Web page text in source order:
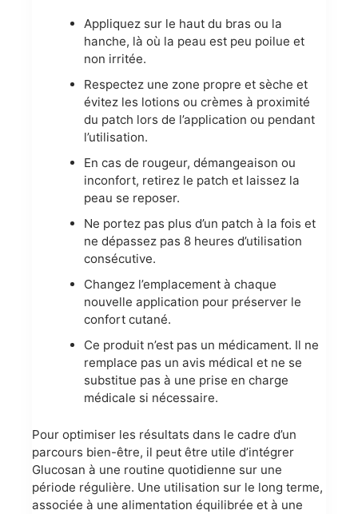
Appliquez sur le haut du bras ou la
hanche, là où la peau est peu poilue et
non irritée.
Respectez une zone propre et sèche et
évitez les lotions ou crèmes à proximité
du patch lors de l’application ou pendant
l’utilisation.
En cas de rougeur, démangeaison ou
inconfort, retirez le patch et laissez la
peau se reposer.
Ne portez pas plus d’un patch à la fois et
ne dépassez pas 8 heures d’utilisation
consécutive.
Changez l’emplacement à chaque
nouvelle application pour préserver le
confort cutané.
Ce produit n’est pas un médicament. Il ne
remplace pas un avis médical et ne se
substitue pas à une prise en charge
médicale si nécessaire.
Pour optimiser les résultats dans le cadre d’un
parcours bien-être, il peut être utile d’intégrer
Glucosan à une routine quotidienne sur une
période régulière. Une utilisation sur le long terme,
associée à une alimentation équilibrée et à une